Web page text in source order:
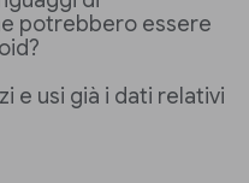
potrebbero essere
e usi già i dati relativi